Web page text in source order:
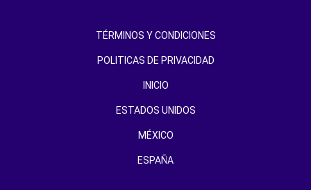
TÉRMINOS Y CONDICIONES
POLITICAS DE PRIVACIDAD
INICIO
ESTADOS UNIDOS
MÉXICO
ESPAÑA